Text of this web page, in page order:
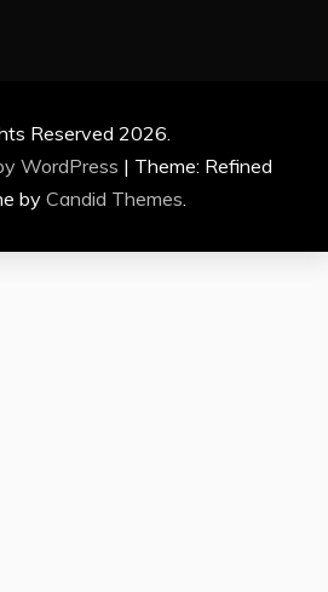
Reserved 2026.
WordPress | Theme: Refined
by Candid Themes.